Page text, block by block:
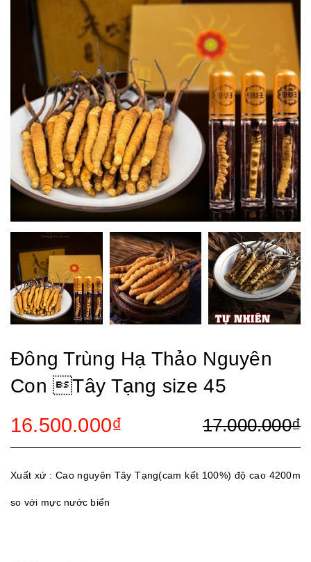
Đông Trùng Hạ Thảo Nguyên
Con Tây Tạng size 45
16.500.000₫ 17.000.000₫
Xuất xứ : Cao nguyên Tây Tạng(cam kết 100%) độ cao 4200m
so với mực nước biển